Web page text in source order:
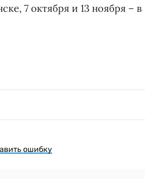
7 октября и 13 ноября – в
ошибку